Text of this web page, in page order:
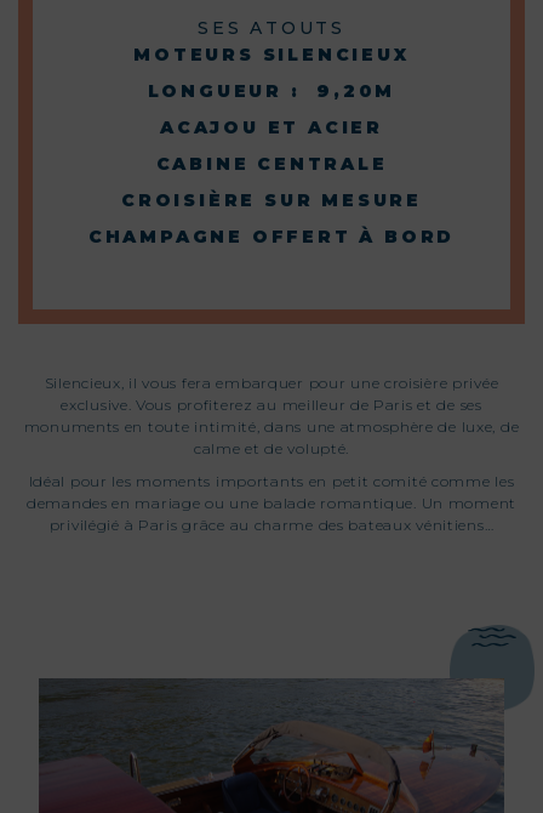
SES ATOUTS
MOTEURS SILENCIEUX
LONGUEUR : 9,20M
ACAJOU ET ACIER
CABINE CENTRALE
CROISIÈRE SUR MESURE
CHAMPAGNE OFFERT À BORD
Silencieux, il vous fera embarquer pour une croisière privée
exclusive. Vous profiterez au meilleur de Paris et de ses
monuments en toute intimité, dans une atmosphère de luxe, de
calme et de volupté.
Idéal pour les moments importants en petit comité comme les
demandes en mariage ou une balade romantique. Un moment
privilégié à Paris grâce au charme des bateaux vénitiens…